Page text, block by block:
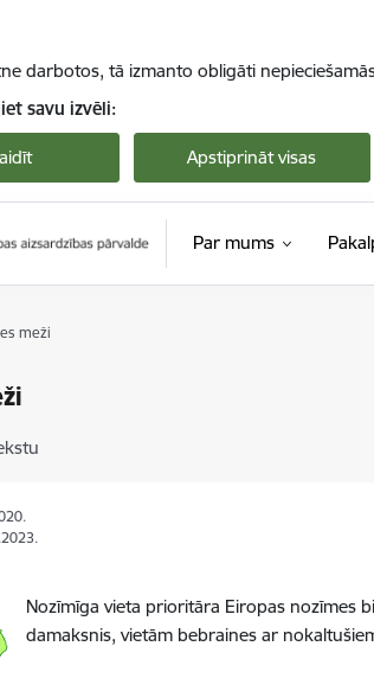
darbotos, tā izmanto obligāti
savu izvēli:
Apstiprināt visas
Par mums
meži
Nozīmīga vieta prioritāra Eiropas nozīmes
damaksnis, vietām bebraines ar